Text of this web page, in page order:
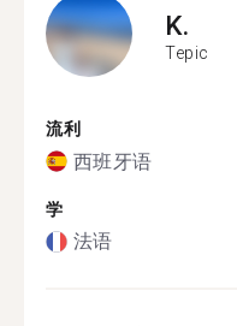
K.
Tepic
流利
西班牙语
学
法语